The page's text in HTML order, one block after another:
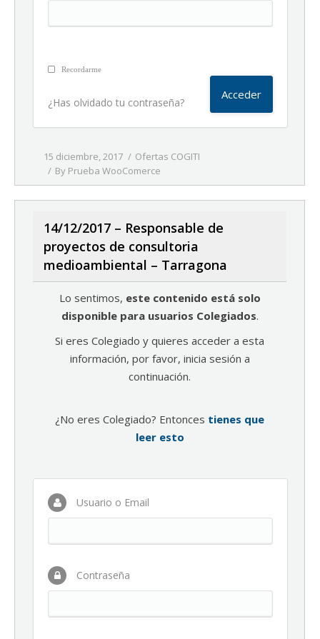
Recordarme
¿Has olvidado tu contraseña?
15 diciembre, 2017
Ofertas COGITI
By Prueba WooComerce
14/12/2017 – Responsable de
proyectos de consultoria
medioambiental – Tarragona
Lo sentimos, este contenido está solo
disponible para usuarios Colegiados.
Si eres Colegiado y quieres acceder a esta
información, por favor, inicia sesión a
continuación.
¿No eres Colegiado? Entonces tienes que
leer esto
Usuario o Email
Contraseña